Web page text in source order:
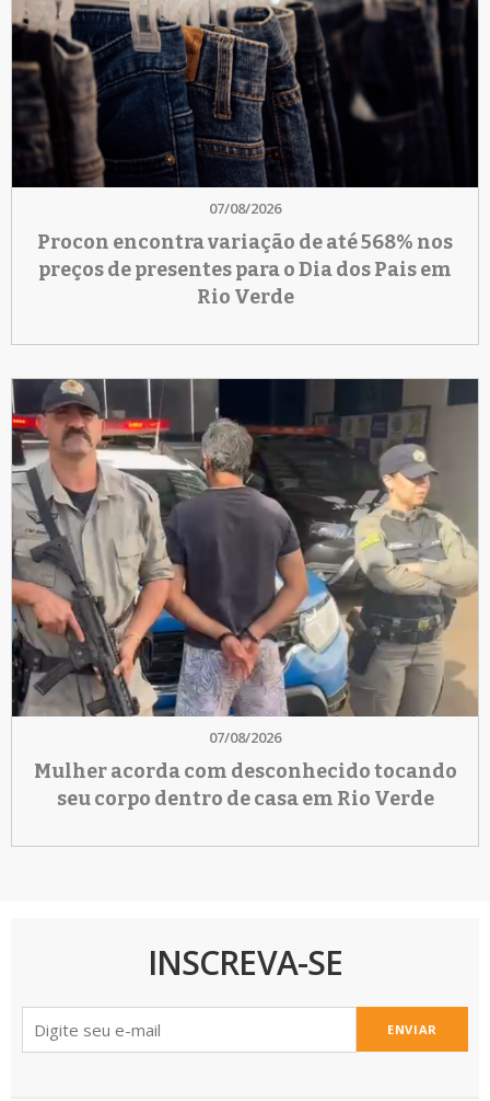
07/08/2026
Procon encontra variação de até 568% nos
preços de presentes para o Dia dos Pais em
Rio Verde
07/08/2026
Mulher acorda com desconhecido tocando
seu corpo dentro de casa em Rio Verde
INSCREVA-SE
ENVIAR